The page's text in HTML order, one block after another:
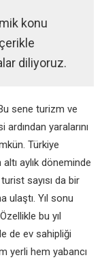
konu
diliyoruz.
sene turizm ve
yaralarını
Türkiye
aylık döneminde
sayısı da bir
ulaştı. Yıl sonu
bu yıl
de ev sahipliği
yerli hem yabancı